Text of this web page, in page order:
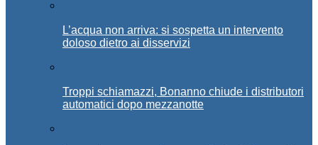
L’acqua non arriva: si sospetta un intervento
doloso dietro ai disservizi
Troppi schiamazzi, Bonanno chiude i distributori
automatici dopo mezzanotte